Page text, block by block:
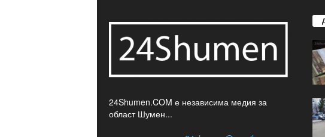
24Shumen.COM е независима медия за